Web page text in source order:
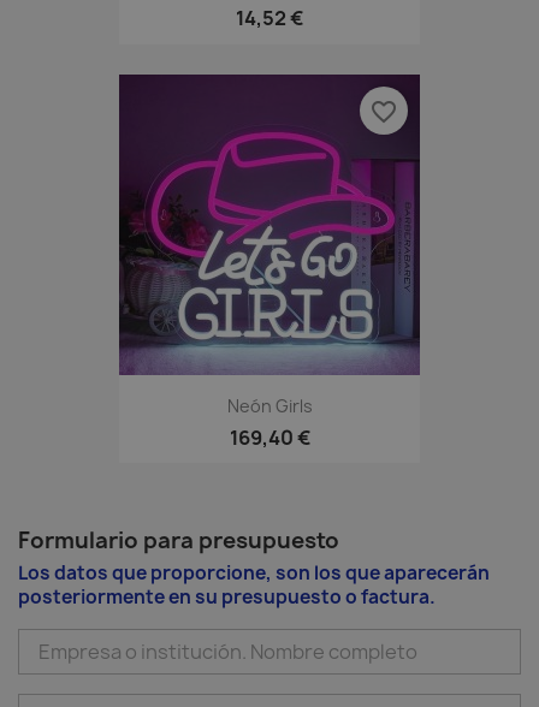
14,52 €
Neón Girls
169,40 €
favorite_border
Formulario para presupuesto
Los datos que proporcione, son los que aparecerán
posteriormente en su presupuesto o factura.